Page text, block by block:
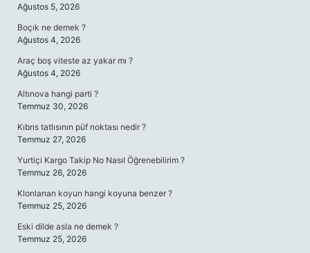
Ağustos 5, 2026
Boçık ne demek ?
Ağustos 4, 2026
Araç boş viteste az yakar mı ?
Ağustos 4, 2026
Altınova hangi parti ?
Temmuz 30, 2026
Kıbrıs tatlısının püf noktası nedir ?
Temmuz 27, 2026
Yurtiçi Kargo Takip No Nasıl Öğrenebilirim ?
Temmuz 26, 2026
Klonlanan koyun hangi koyuna benzer ?
Temmuz 25, 2026
Eski dilde asla ne demek ?
Temmuz 25, 2026